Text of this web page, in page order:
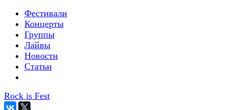
Фестивали
Концерты
Группы
Лайвы
Новости
Статьи
Rock is Fest